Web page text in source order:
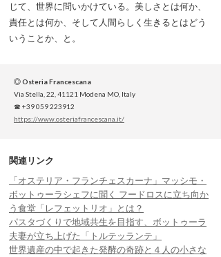
じて、世界に問いかけている。美しさとは何か、
責任とは何か、そして人間らしく生きるとはどう
いうことか、と。
◎ Osteria Francescana
Via Stella, 22, 41121 Modena MO, Italy
☎ +39 059 223912
https://www.osteriafrancescana.it/
関連リンク
「オステリア・フランチェスカーナ」マッシモ・
ボットゥーラシェフに聞く フードロスに立ち向か
う食堂「レフェットリオ」とは？
パスタづくりで地域共生を目指す、ボットゥーラ
夫妻が立ち上げた「トルテッランテ」
世界遺産の中で起きた発酵の奇跡と４人の小さな